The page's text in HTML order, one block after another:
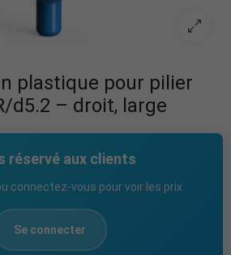
plastique pour pilier
d5.2 – droit, large
réservé aux clients
connectez-vous pour voir les prix
Se connecter